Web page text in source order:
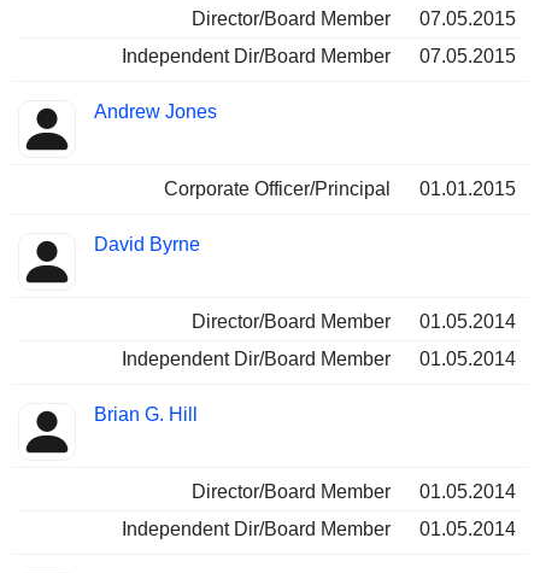
Director/Board Member
07.05.2015
Independent Dir/Board Member
07.05.2015
Andrew Jones
Corporate Officer/Principal 01.01.2015
David Byrne
Director/Board Member
01.05.2014
Independent Dir/Board Member
01.05.2014
Brian G. Hill
Director/Board Member
01.05.2014
Independent Dir/Board Member
01.05.2014